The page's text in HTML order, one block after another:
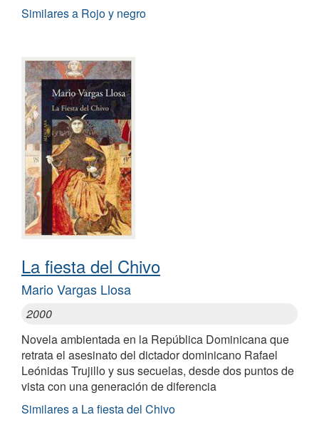
Similares a Rojo y negro
La fiesta del Chivo
Mario Vargas Llosa
2000
Novela ambientada en la República Dominicana que
retrata el asesinato del dictador dominicano Rafael
Leónidas Trujillo y sus secuelas, desde dos puntos de
vista con una generación de diferencia
Similares a La fiesta del Chivo